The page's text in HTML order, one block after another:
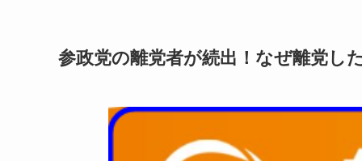
参政党の離党者が続出！なぜ離党し